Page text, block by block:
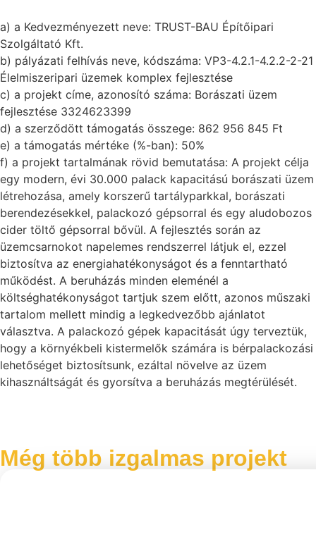
a) a Kedvezményezett neve: TRUST-BAU Építőipari
Szolgáltató Kft.
b) pályázati felhívás neve, kódszáma: VP3-4.2.1-4.2.2-2-21
Élelmiszeripari üzemek komplex fejlesztése
c) a projekt címe, azonosító száma: Borászati üzem
fejlesztése 3324623399
d) a szerződött támogatás összege: 862 956 845 Ft
e) a támogatás mértéke (%-ban): 50%
f) a projekt tartalmának rövid bemutatása: A projekt célja
egy modern, évi 30.000 palack kapacitású borászati üzem
létrehozása, amely korszerű tartályparkkal, borászati
berendezésekkel, palackozó gépsorral és egy aludobozos
cider töltő gépsorral bővül. A fejlesztés során az
üzemcsarnokot napelemes rendszerrel látjuk el, ezzel
biztosítva az energiahatékonyságot és a fenntartható
működést. A beruházás minden eleménél a
költséghatékonyságot tartjuk szem előtt, azonos műszaki
tartalom mellett mindig a legkedvezőbb ajánlatot
választva. A palackozó gépek kapacitását úgy terveztük,
hogy a környékbeli kistermelők számára is bérpalackozási
lehetőséget biztosítsunk, ezáltal növelve az üzem
kihasználtságát és gyorsítva a beruházás megtérülését.
Még több izgalmas projekt